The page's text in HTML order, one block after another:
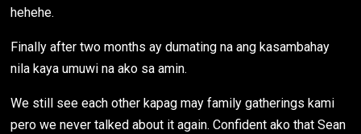
hehehe.
Finally after two months ay dumating na ang kasambahay
nila kaya umuwi na ako sa amin.
We still see each other kapag may family gatherings kami
pero we never talked about it again. Confident ako that Sean